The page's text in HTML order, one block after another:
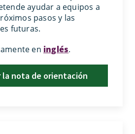
ayudar a equipos a
pasos y las
futuras.
en inglés.
la nota de orientación